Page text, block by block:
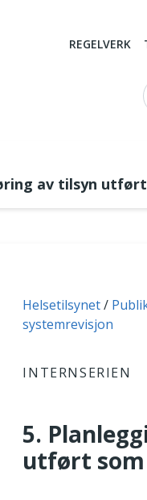
REGELVERK
av tilsyn
Du er her:
Helsetilsynet
systemrevisjon
INTERNSERIEN
5.
utført